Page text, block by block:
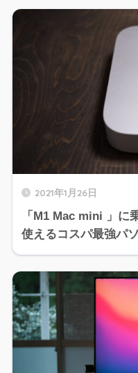
2021年1月26日
「M1 Mac mini 」に
使えるコスパ最強パ